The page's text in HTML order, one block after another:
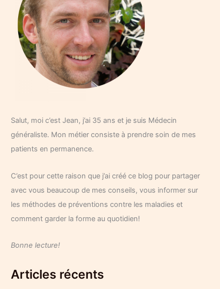
Salut, moi c’est Jean, j’ai 35 ans et je suis Médecin
généraliste. Mon métier consiste à prendre soin de mes
patients en permanence.
C’est pour cette raison que j’ai créé ce blog pour partager
avec vous beaucoup de mes conseils, vous informer sur
les méthodes de préventions contre les maladies et
comment garder la forme au quotidien!
Bonne lecture!
Articles récents